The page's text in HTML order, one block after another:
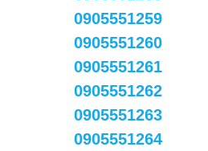
0905551259
0905551260
0905551261
0905551262
0905551263
0905551264